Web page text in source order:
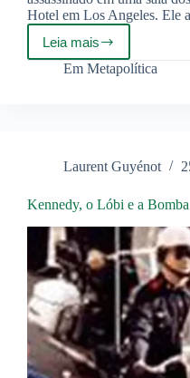
Hotel em Los Angeles. Ele
Leia mais
Quem
matou
Em Metapolítica
Laurent Guyénot
Kennedy, o Lóbi e a Bomba